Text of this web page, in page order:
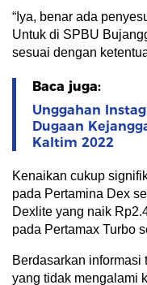
“Iya, benar ada
Untuk di SPBU
sesuai dengan
Baca juga:
Unggahan
Dugaan
Kaltim 2022
Kenaikan cukup
pada Pertamina Dex
Dexlite yang naik
pada Pertamax Turbo
Berdasarkan informasi
yang tidak mengalami